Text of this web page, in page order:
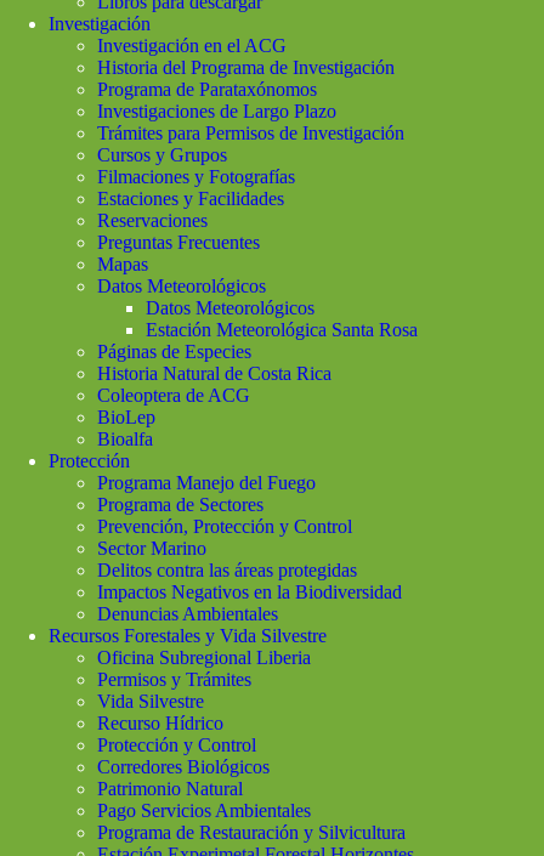
Investigación
Investigación en el ACG
Historia del Programa de Investigación
Programa de Parataxónomos
Investigaciones de Largo Plazo
Trámites para Permisos de Investigación
Cursos y Grupos
Filmaciones y Fotografías
Estaciones y Facilidades
Reservaciones
Preguntas Frecuentes
Mapas
Datos Meteorológicos
Datos Meteorológicos
Estación Meteorológica Santa Rosa
Páginas de Especies
Historia Natural de Costa Rica
Coleoptera de ACG
BioLep
Bioalfa
Protección
Programa Manejo del Fuego
Programa de Sectores
Prevención, Protección y Control
Sector Marino
Delitos contra las áreas protegidas
Impactos Negativos en la Biodiversidad
Denuncias Ambientales
Recursos Forestales y Vida Silvestre
Oficina Subregional Liberia
Permisos y Trámites
Vida Silvestre
Recurso Hídrico
Protección y Control
Corredores Biológicos
Patrimonio Natural
Pago Servicios Ambientales
Programa de Restauración y Silvicultura